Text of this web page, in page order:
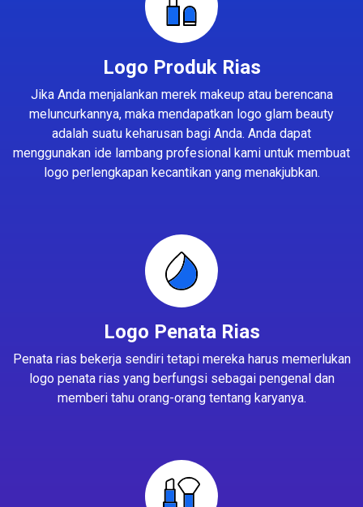
Logo Produk Rias
Jika Anda menjalankan merek makeup atau berencana
meluncurkannya, maka mendapatkan logo glam beauty
adalah suatu keharusan bagi Anda. Anda dapat
menggunakan ide lambang profesional kami untuk membuat
logo perlengkapan kecantikan yang menakjubkan.
Logo Penata Rias
Penata rias bekerja sendiri tetapi mereka harus memerlukan
logo penata rias yang berfungsi sebagai pengenal dan
memberi tahu orang-orang tentang karyanya.